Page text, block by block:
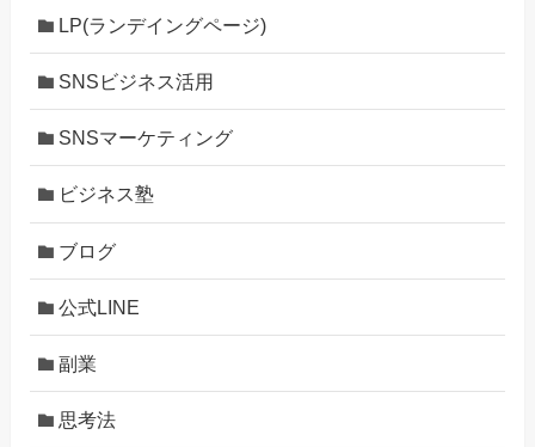
LP(ランデイングページ)
SNSビジネス活用
SNSマーケティング
ビジネス塾
ブログ
公式LINE
副業
思考法